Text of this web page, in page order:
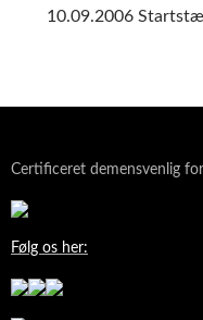
10.09.2006
Certificeret demensvenlig
Følg os her: